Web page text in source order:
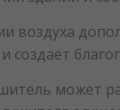
воздуха
создает
может